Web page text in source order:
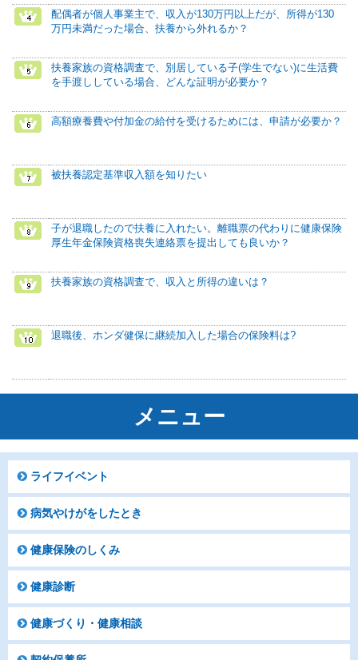
配偶者が個人事業主で、収入が130万円以上だが、所得が130
万円未満だった場合、扶養から外れるか？
扶養家族の資格調査で、別居している子(学生でない)に生活費
を手渡ししている場合、どんな証明が必要か？
高額療養費や付加金の給付を受けるためには、申請が必要か？
被扶養認定基準収入額を知りたい
子が退職したので扶養に入れたい。離職票の代わりに健康保険
厚生年金保険資格喪失連絡票を提出しても良いか？
扶養家族の資格調査で、収入と所得の違いは？
退職後、ホンダ健保に継続加入した場合の保険料は?
メニュー
ライフイベント
病気やけがをしたとき
健康保険のしくみ
健康診断
健康づくり・健康相談